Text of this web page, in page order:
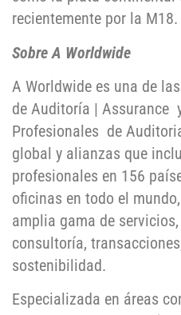
recientemente por la M18.
Sobre A Worldwide
A Worldwide es una de
de Auditoría | Assurance
Profesionales de
global y alianzas que
profesionales en 156
oficinas en todo el
amplia gama de
consultoría,
sostenibilidad.
Especializada en áreas